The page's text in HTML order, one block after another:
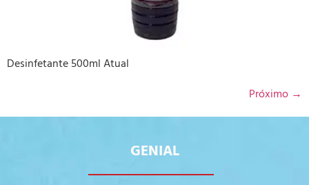
Desinfetante 500ml Atual
Próximo →
GENIAL